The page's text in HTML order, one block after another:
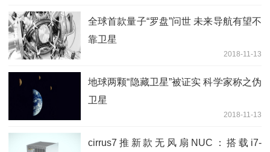
全球首款量子“罗盘”问世 未来导航有望不
靠卫星
2018-11-13
地球两颗“隐藏卫星”被证实 科学家称之伪
卫星
2018-11-13
cirrus7推新款无风扇NUC：搭载i7-